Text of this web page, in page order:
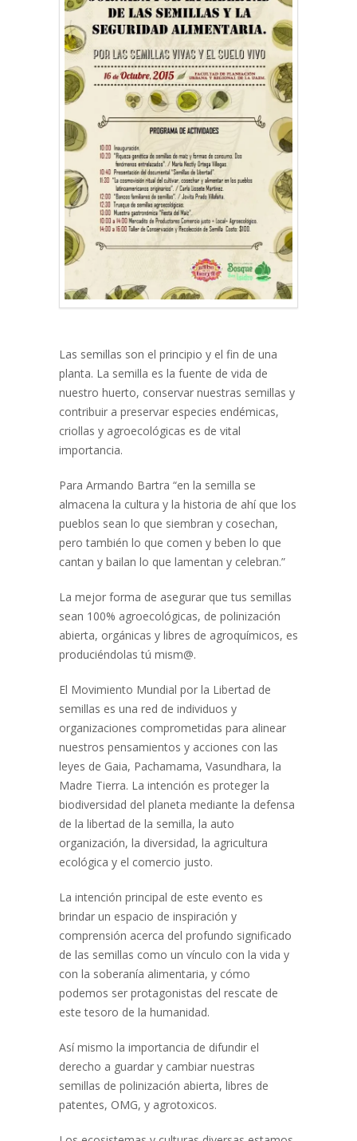
Las semillas son el principio y el fin de una
planta. La semilla es la fuente de vida de
nuestro huerto, conservar nuestras semillas y
contribuir a preservar especies endémicas,
criollas y agroecológicas es de vital
importancia.
Para Armando Bartra “en la semilla se
almacena la cultura y la historia de ahí que los
pueblos sean lo que siembran y cosechan,
pero también lo que comen y beben lo que
cantan y bailan lo que lamentan y celebran.”
La mejor forma de asegurar que tus semillas
sean 100% agroecológicas, de polinización
abierta, orgánicas y libres de agroquímicos, es
produciéndolas tú mism@.
El Movimiento Mundial por la Libertad de
semillas es una red de individuos y
organizaciones comprometidas para alinear
nuestros pensamientos y acciones con las
leyes de Gaia, Pachamama, Vasundhara, la
Madre Tierra. La intención es proteger la
biodiversidad del planeta mediante la defensa
de la libertad de la semilla, la auto
organización, la diversidad, la agricultura
ecológica y el comercio justo.
La intención principal de este evento es
brindar un espacio de inspiración y
comprensión acerca del profundo significado
de las semillas como un vínculo con la vida y
con la soberanía alimentaria, y cómo
podemos ser protagonistas del rescate de
este tesoro de la humanidad.
Así mismo la importancia de difundir el
derecho a guardar y cambiar nuestras
semillas de polinización abierta, libres de
patentes, OMG, y agrotoxicos.